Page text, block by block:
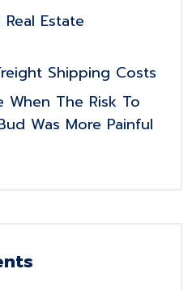
Estate
Shipping Costs
When The Risk To
Was More Painful